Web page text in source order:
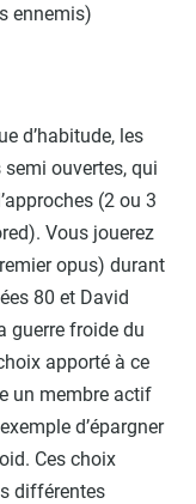
ennemis)
d’habitude, les
ouvertes, qui
(2 ou 3
Vous jouerez
opus) durant
80 et David
guerre froide du
apporté à ce
un membre actif
d’épargner
Ces choix
différentes